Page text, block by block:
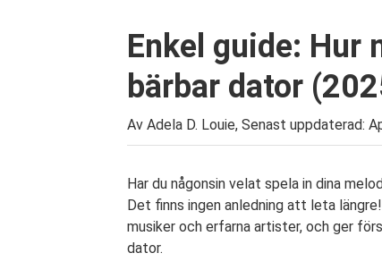
Enkel guide: Hur
bärbar dator
Av Adela D. Louie, Senast uppdaterad:
Har du någonsin velat spela in dina
Det finns ingen anledning att leta
musiker och erfarna artister, och ger
dator.